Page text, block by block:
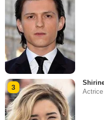
3
Actrice